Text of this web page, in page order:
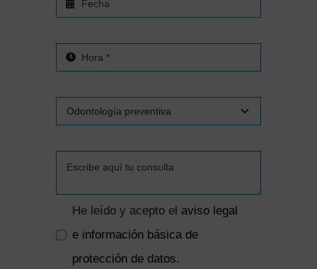
He leído y acepto el aviso legal
e información básica de
protección de datos.